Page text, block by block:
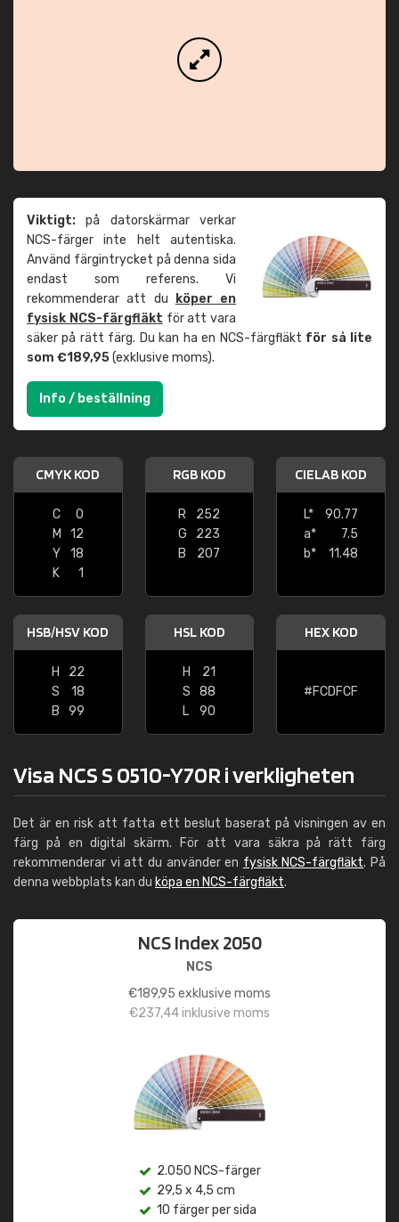
Viktigt: på datorskärmar verkar
NCS-färger inte helt autentiska.
Använd färgintrycket på denna sida
endast som referens. Vi
rekommenderar att du
köper en
fysisk NCS-färgfläkt för att vara
säker på rätt färg. Du kan ha en NCS-färgfläkt för så lite
som €189,95(exklusive moms).
Info / beställning
CMYK KOD
C
0
M
12
Y
18
K
1
RGB KOD
R
252
G
223
B
207
CIELAB KOD
L*
90.77
a*
7.5
b*
11.48
HSB/HSV KOD
H
22
S
18
B
99
HSL KOD
H
21
S
88
L
90
HEX KOD
#FCDFCF
Visa NCS S 0510-Y70R i verkligheten
Det är en risk att fatta ett beslut baserat på visningen av en
färg på en digital skärm. För att vara säkra på rätt färg
rekommenderar vi att du använder en fysisk NCS-färgfläkt. På
denna webbplats kan du köpa en NCS-färgfläkt.
NCS Index 2050
NCS
€189,95 exklusive moms
€237,44inklusive moms
2.050 NCS-färger
29,5 x 4,5 cm
10 färger per sida